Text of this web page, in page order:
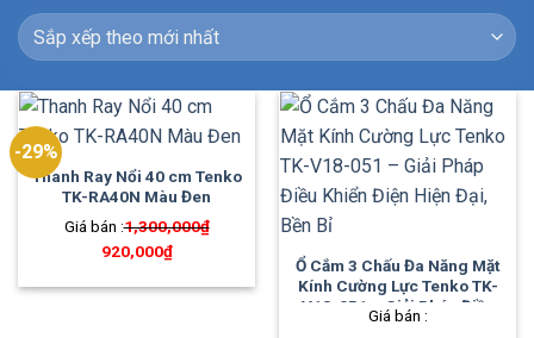
-29%
Thanh Ray Nổi 40 cm Tenko
TK-RA40N Màu Đen
Giá bán :1,300,000₫
Giá
920,000₫Giá
Ổ Cắm 3 Chấu Đa Năng Mặt
Kính Cường Lực Tenko TK-
V18-051 – Giải Pháp Điều
Khiển Điện Hiện Đại, Bền Bỉ
Giá bán :